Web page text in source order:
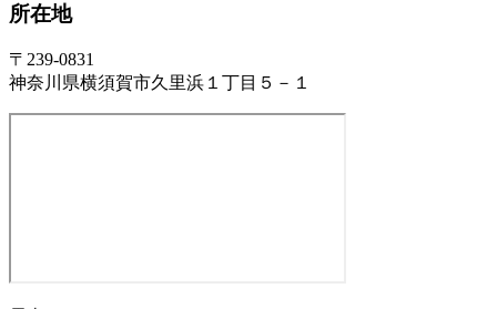
所在地
〒239-0831
神奈川県横須賀市久里浜１丁目５－１